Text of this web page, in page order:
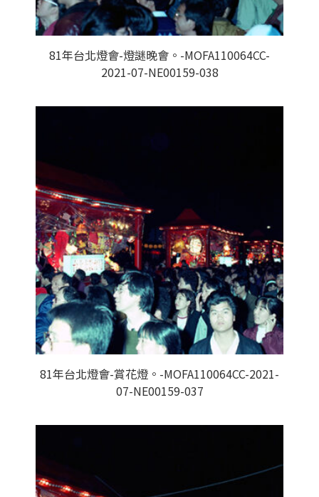
81年台北燈會-燈謎晚會。-MOFA110064CC-
2021-07-NE00159-038
81年台北燈會-賞花燈。-MOFA110064CC-2021-
07-NE00159-037